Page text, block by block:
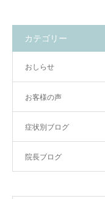
カテゴリー
おしらせ
お客様の声
症状別ブログ
院長ブログ